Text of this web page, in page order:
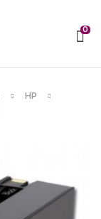
0
HP